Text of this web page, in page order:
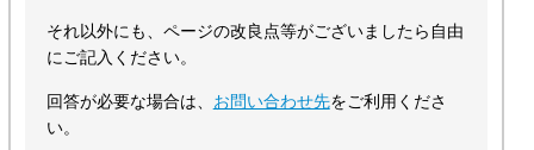
それ以外にも、ページの改良点等がございましたら自由
にご記入ください。
回答が必要な場合は、 お問い合わせ先をご利用くださ
い。